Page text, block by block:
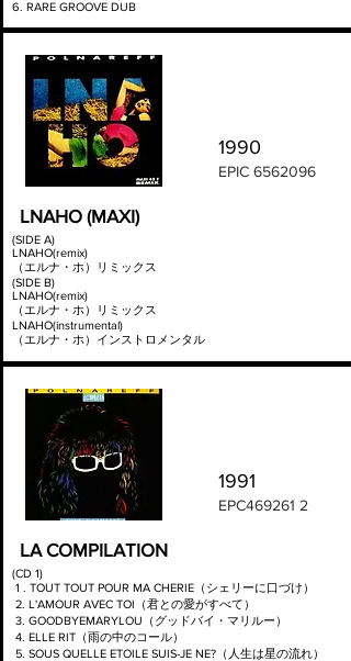
6. RARE GROOVE DUB
1990
EPIC 6562096
LNAHO (MAXI)
(SIDE A)
LNAHO(remix)
（エルナ・ホ）リミックス
(SIDE B)
LNAHO(remix)
（エルナ・ホ）リミックス
LNAHO(instrumental)
（エルナ・ホ）インストロメンタル
1991
EPC469261 2
LA COMPILATION
(CD 1)
1 . TOUT TOUT POUR MA CHERIE（シェリーに口づけ）
2. L'AMOUR AVEC TOI（君との愛がすべて）
3. GOODBYEMARYLOU（グッドバイ・マリルー）
4. ELLE RIT（雨の中のコール）
5. SOUS QUELLE ETOILE SUIS-JE NE?（人生は星の流れ）